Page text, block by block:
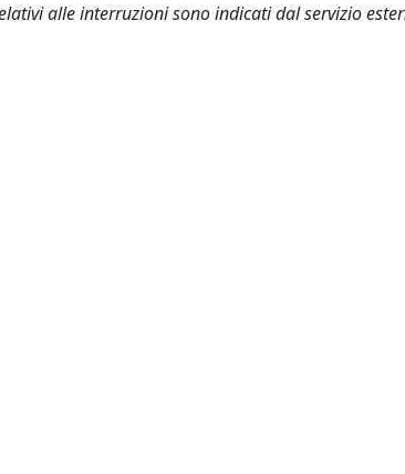
alle interruzioni sono indicati dal servizio